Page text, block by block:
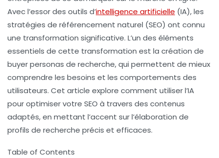
Avec l’essor des outils d’intelligence artificielle (IA), les
stratégies de référencement naturel (SEO) ont connu
une transformation significative. L’un des éléments
essentiels de cette transformation est la création de
buyer personas de recherche, qui permettent de mieux
comprendre les besoins et les comportements des
utilisateurs. Cet article explore comment utiliser l’IA
pour optimiser votre SEO à travers des contenus
adaptés, en mettant l’accent sur l’élaboration de
profils de recherche précis et efficaces.
Table of Contents